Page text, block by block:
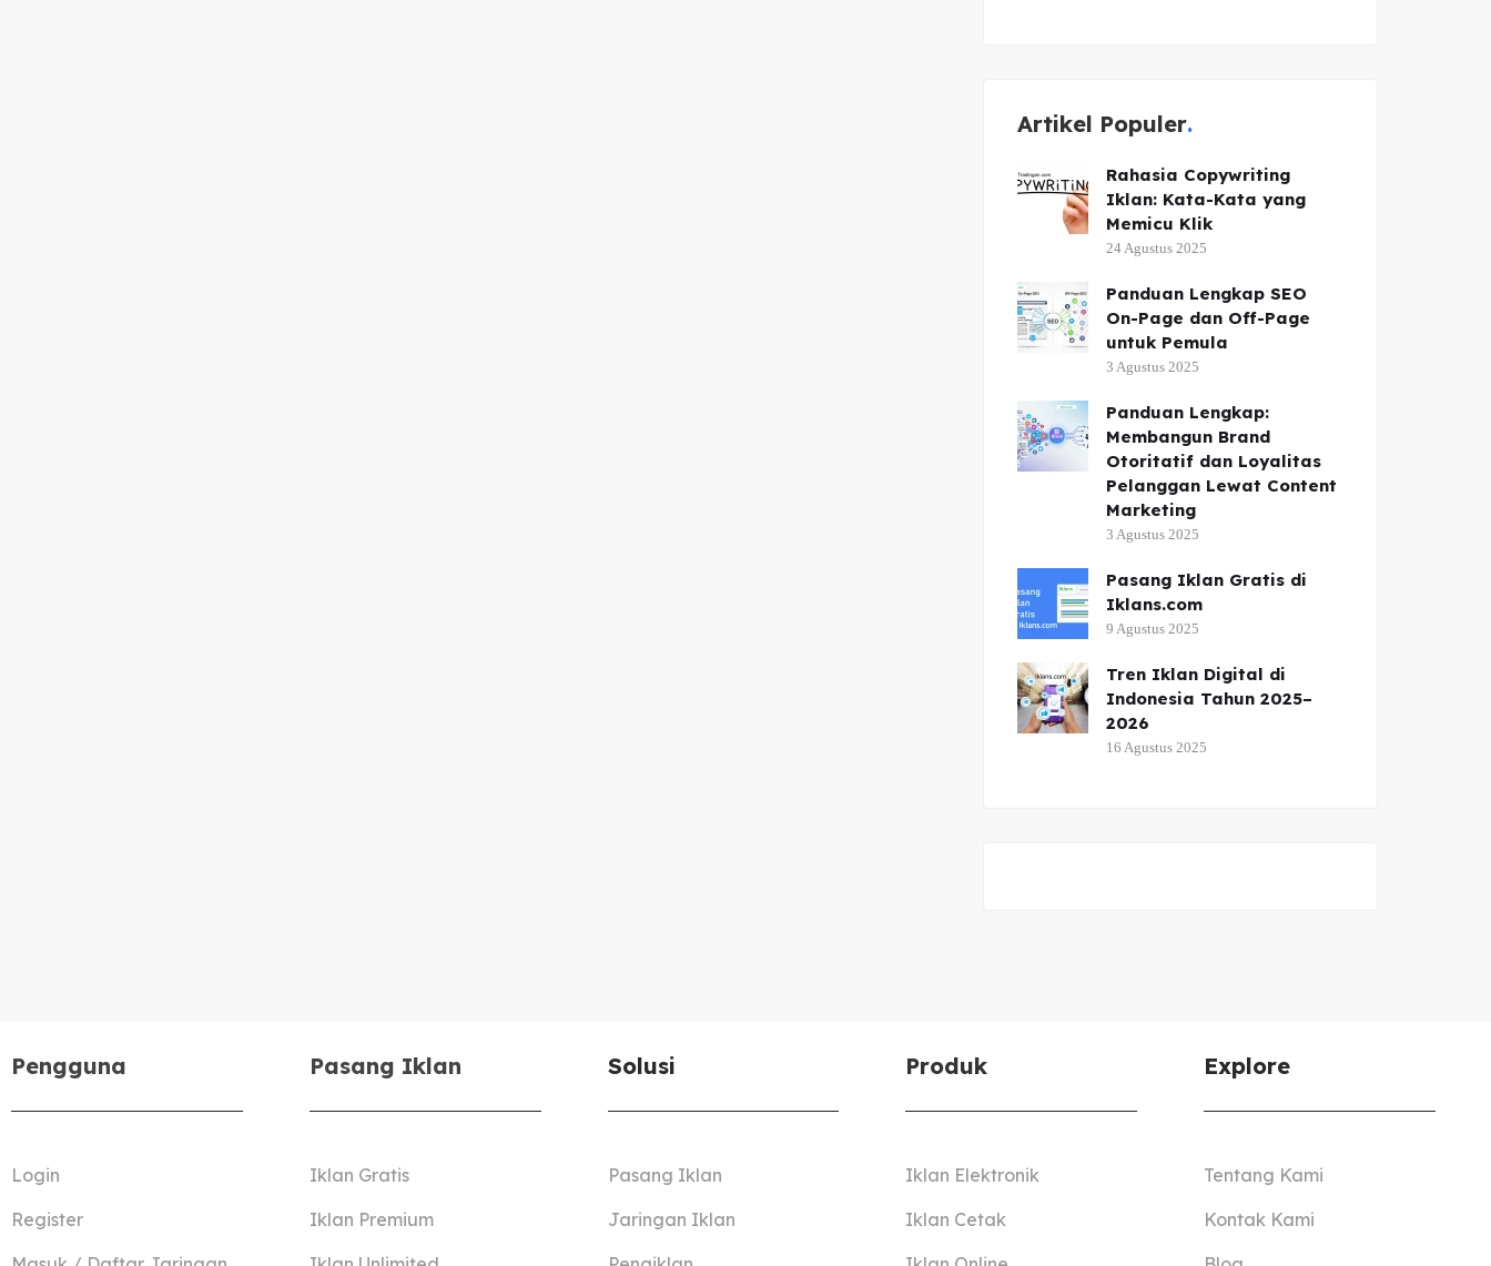
Artikel Populer
Rahasia Copywriting
Iklan: Kata-Kata yang
Memicu Klik
24 Agustus 2025
Panduan Lengkap SEO
On-Page dan Off-Page
untuk Pemula
3 Agustus 2025
Panduan Lengkap:
Membangun Brand
Otoritatif dan Loyalitas
Pelanggan Lewat Content
Marketing
3 Agustus 2025
Pasang Iklan Gratis di
Iklans.com
9 Agustus 2025
Tren Iklan Digital di
Indonesia Tahun 2025–
2026
16 Agustus 2025
Pengguna
Login
Register
Pasang Iklan
Iklan Gratis
Iklan Premium
Solusi
Pasang Iklan
Jaringan Iklan
Produk
Iklan Elektronik
Iklan Cetak
Explore
Tentang Kami
Kontak Kami